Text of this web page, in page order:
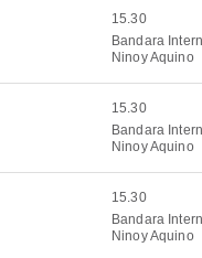
15.30
Bandara
Ninoy Aquino
15.30
Bandara
Ninoy Aquino
15.30
Bandara
Ninoy Aquino